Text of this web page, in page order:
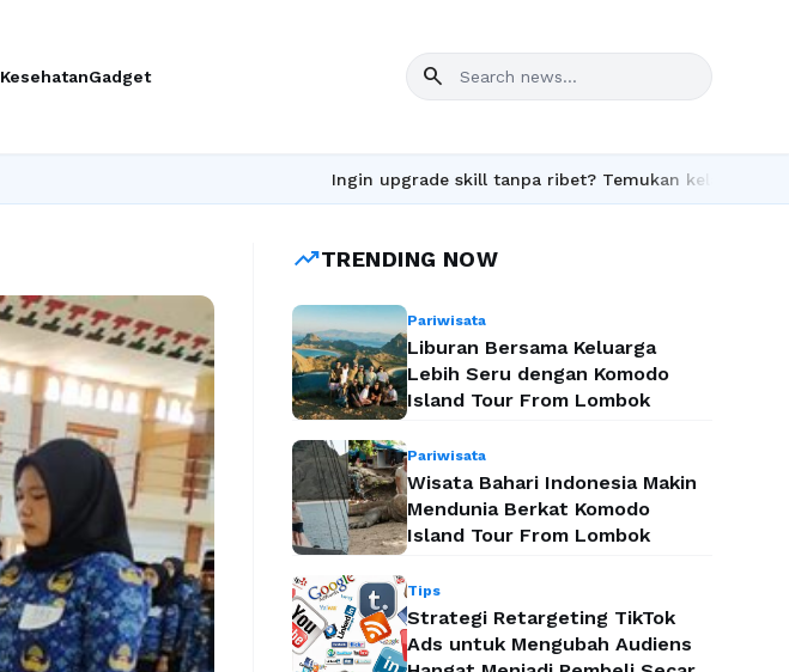
KesehatanGadget search
Ingin upgrade skill tanpa ribet? Temukan kelas seru dan materi
trending_upTRENDING NOW
Pariwisata
Liburan Bersama Keluarga
Lebih Seru dengan Komodo
Island Tour From Lombok
Pariwisata
Wisata Bahari Indonesia Makin
Mendunia Berkat Komodo
Island Tour From Lombok
Tips
Strategi Retargeting TikTok
Ads untuk Mengubah Audiens